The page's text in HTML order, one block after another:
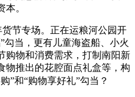
。
节专场。正在运粮河公园开
勾当，更有儿童海盗船、小火
购物和消费需求，打制南阳新
物推出的花腔面点礼盒等，构
”和“购物享好礼”勾当？